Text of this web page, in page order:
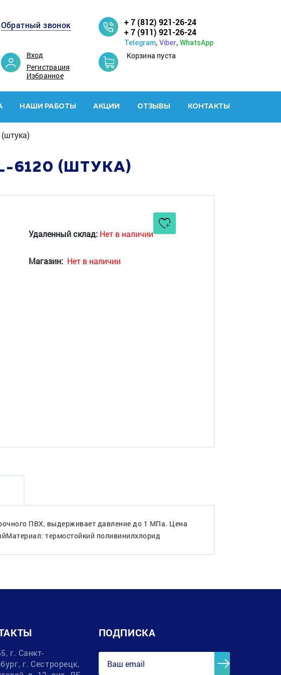
Обратный звонок
Вход
Регистрация
Избранное
+ 7 (812) 921-26-24
+ 7 (911) 921-26-24
Telegram, Viber, WhatsApp
Корзина пуста
НАШИ РАБОТЫ АКЦИИ ОТЗЫВЫ КОНТАКТЫ
6120 (ШТУКА)
Удаленный склад: Нет в наличии
Магазин: Нет в наличии
ПВХ, выдерживает давление до 1 МПа. Цена
термостойкий поливинилхлорид
г. Санкт-
г. Сестрорецк,
ПОДПИСКА